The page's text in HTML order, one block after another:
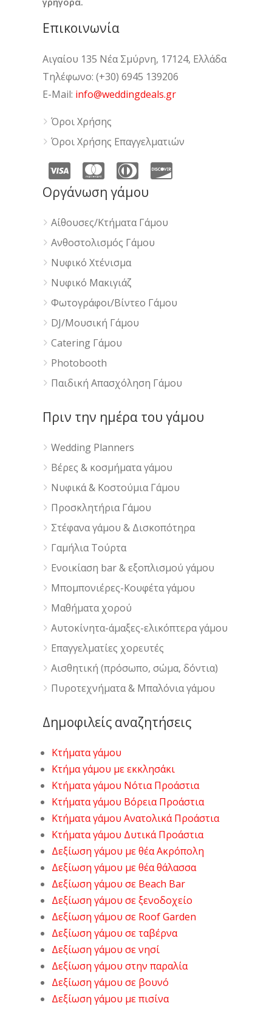
Επικοινωνία
Αιγαίου 135 Νέα Σμύρνη, 17124, Ελλάδα
Τηλέφωνο: (+30) 6945 139206
E-Mail: info@weddingdeals.gr
Όροι Χρήσης
Όροι Χρήσης Επαγγελματιών
Οργάνωση γάμου
Αίθουσες/Κτήματα Γάμου
Ανθοστολισμός Γάμου
Νυφικό Χτένισμα
Νυφικό Μακιγιάζ
Φωτογράφοι/Βίντεο Γάμου
DJ/Μουσική Γάμου
Catering Γάμου
Photobooth
Παιδική Απασχόληση Γάμου
Πριν την ημέρα του γάμου
Wedding Planners
Βέρες & κοσμήματα γάμου
Νυφικά & Κοστούμια Γάμου
Προσκλητήρια Γάμου
Στέφανα γάμου & Δισκοπότηρα
Γαμήλια Τούρτα
Ενοικίαση bar & εξοπλισμού γάμου
Μπομπονιέρες-Κουφέτα γάμου
Μαθήματα χορού
Αυτοκίνητα-άμαξες-ελικόπτερα γάμου
Επαγγελματίες χορευτές
Αισθητική (πρόσωπο, σώμα, δόντια)
Πυροτεχνήματα & Μπαλόνια γάμου
Δημοφιλείς αναζητήσεις
Κτήματα γάμου
Κτήμα γάμου με εκκλησάκι
Κτήματα γάμου Νότια Προάστια
Κτήματα γάμου Βόρεια Προάστια
Κτήματα γάμου Ανατολικά Προάστια
Κτήματα γάμου Δυτικά Προάστια
Δεξίωση γάμου με θέα Ακρόπολη
Δεξίωση γάμου με θέα θάλασσα
Δεξίωση γάμου σε Beach Bar
Δεξίωση γάμου σε ξενοδοχείο
Δεξίωση γάμου σε Roof Garden
Δεξίωση γάμου σε ταβέρνα
Δεξίωση γάμου σε νησί
Δεξίωση γάμου στην παραλία
Δεξίωση γάμου σε βουνό
Δεξίωση γάμου με πισίνα